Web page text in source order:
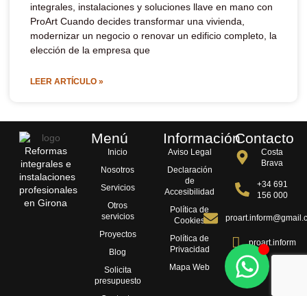
integrales, instalaciones y soluciones llave en mano con
ProArt Cuando decides transformar una vivienda,
modernizar un negocio o renovar un edificio completo, la
elección de la empresa que
LEER ARTÍCULO »
Reformas
integrales e
instalaciones
profesionales
en Girona
Menú
Inicio
Nosotros
Servicios
Otros
servicios
Proyectos
Blog
Solicita
presupuesto
Información
Aviso Legal
Declaración
de
Accesibilidad
Política de
Cookies
Política de
Privacidad
Mapa Web
Contacto
Costa
Brava
+34 691
156 000
proart.inform